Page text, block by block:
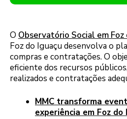
O Observatório Social em Foz
Foz do Iguaçu desenvolva o
compras e contratações. O
eficiente dos recursos
realizados e contratações
MMC transforma
experiência em Foz do